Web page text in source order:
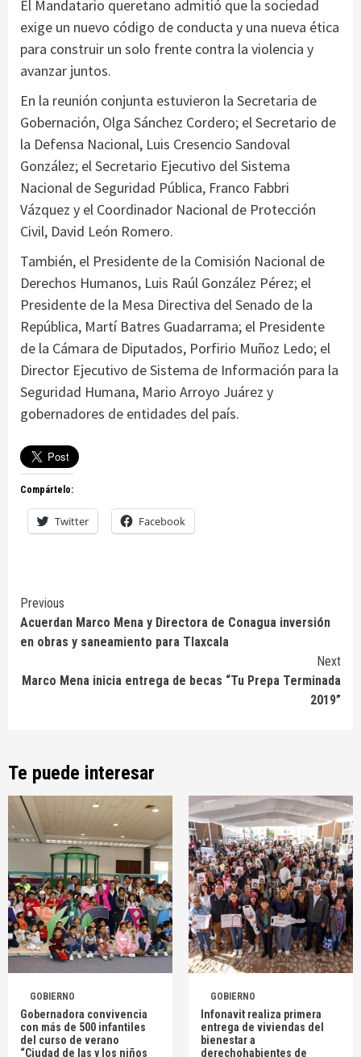
El Mandatario queretano admitió que la sociedad
exige un nuevo código de conducta y una nueva ética
para construir un solo frente contra la violencia y
avanzar juntos.
En la reunión conjunta estuvieron la Secretaria de
Gobernación, Olga Sánchez Cordero; el Secretario de
la Defensa Nacional, Luis Cresencio Sandoval
González; el Secretario Ejecutivo del Sistema
Nacional de Seguridad Pública, Franco Fabbri
Vázquez y el Coordinador Nacional de Protección
Civil, David León Romero.
También, el Presidente de la Comisión Nacional de
Derechos Humanos, Luis Raúl González Pérez; el
Presidente de la Mesa Directiva del Senado de la
República, Martí Batres Guadarrama; el Presidente
de la Cámara de Diputados, Porfirio Muñoz Ledo; el
Director Ejecutivo de Sistema de Información para la
Seguridad Humana, Mario Arroyo Juárez y
gobernadores de entidades del país.
Compártelo:
Twitter Facebook
Continue
Reading
Previous
Acuerdan Marco Mena y Directora de Conagua inversión
en obras y saneamiento para Tlaxcala
Next
Marco Mena inicia entrega de becas “Tu Prepa Terminada
2019”
Te puede interesar
GOBIERNO
Gobernadora convivencia
con más de 500 infantiles
del curso de verano
“Ciudad de las y los niños
GOBIERNO
Infonavit realiza primera
entrega de viviendas del
bienestar a
derechohabientes de